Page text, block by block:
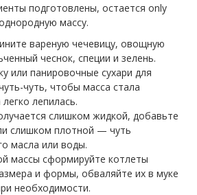
подготовлены, остается only
массу.
вареную чечевицу, овощную
чеснок, специи и зелень.
или панировочные сухари для
чуть, чтобы масса стала
лепилась.
слишком жидкой, добавьте
слишком плотной — чуть
масла или воды.
массы сформируйте котлеты
и формы, обваляйте их в муке
необходимости.